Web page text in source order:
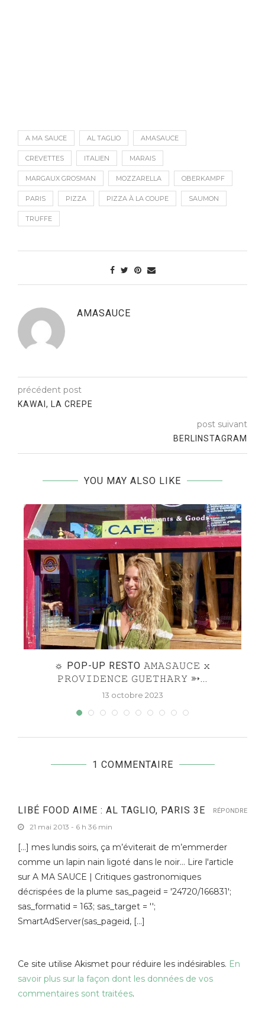
A MA SAUCE AL TAGLIO AMASAUCE
CREVETTES ITALIEN MARAIS
MARGAUX GROSMAN MOZZARELLA OBERKAMPF
PARIS PIZZA PIZZA À LA COUPE SAUMON
TRUFFE
AMASAUCE
précédent post
KAWAI, LA CREPE
post suivant
BERLINSTAGRAM
YOU MAY ALSO LIKE
☼ POP-UP RESTO 𝙰𝙼𝙰𝚂𝙰𝚄𝙲𝙴 𝚡
𝙿𝚁𝙾𝚅𝙸𝙳𝙴𝙽𝙲𝙴 𝙶𝚄𝙴𝚃𝙷𝙰𝚁𝚈 ➳...
13 octobre 2023
1 COMMENTAIRE
LIBÉ FOOD AIME : AL TAGLIO, PARIS 3E
21 mai 2013 - 6 h 36 min
[…] mes lundis soirs, ça m’éviterait de m’emmerder
comme un lapin nain ligoté dans le noir… Lire l'article
sur A MA SAUCE | Critiques gastronomiques
décrispées de la plume sas_pageid = '24720/166831';
sas_formatid = 163; sas_target = '';
SmartAdServer(sas_pageid, […]
RÉPONDRE
Ce site utilise Akismet pour réduire les indésirables. En
savoir plus sur la façon dont les données de vos
commentaires sont traitées.